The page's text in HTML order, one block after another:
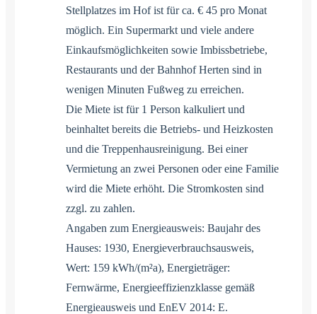
Stellplatzes im Hof ist für ca. € 45 pro Monat
möglich. Ein Supermarkt und viele andere
Einkaufsmöglichkeiten sowie Imbissbetriebe,
Restaurants und der Bahnhof Herten sind in
wenigen Minuten Fußweg zu erreichen.
Die Miete ist für 1 Person kalkuliert und
beinhaltet bereits die Betriebs- und Heizkosten
und die Treppenhausreinigung. Bei einer
Vermietung an zwei Personen oder eine Familie
wird die Miete erhöht. Die Stromkosten sind
zzgl. zu zahlen.
Angaben zum Energieausweis: Baujahr des
Hauses: 1930, Energieverbrauchsausweis,
Wert: 159 kWh/(m²a), Energieträger:
Fernwärme, Energieeffizienzklasse gemäß
Energieausweis und EnEV 2014: E.